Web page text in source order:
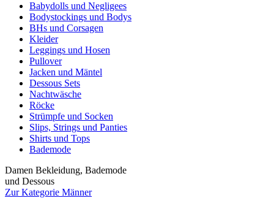
Babydolls und Negligees
Bodystockings und Bodys
BHs und Corsagen
Kleider
Leggings und Hosen
Pullover
Jacken und Mäntel
Dessous Sets
Nachtwäsche
Röcke
Strümpfe und Socken
Slips, Strings und Panties
Shirts und Tops
Bademode
Damen Bekleidung, Bademode
und Dessous
Zur Kategorie Männer